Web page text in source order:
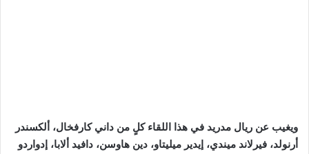
ويغيب عن ريال مدريد في هذا اللقاء كلٍ من داني كارفخال، ألكسندر
أرنولد، فيرلاند ميندي، إيدير ميليتاو، دين هاوسن، دافيد ألابا، إدواردو